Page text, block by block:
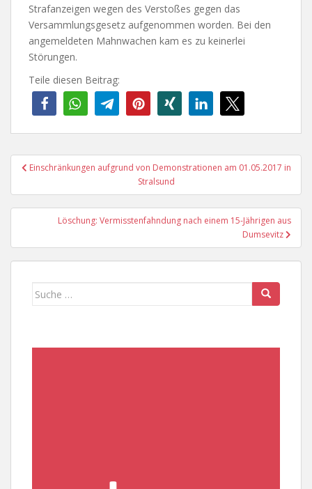
Strafanzeigen wegen des Verstoßes gegen das
Versammlungsgesetz aufgenommen worden. Bei den
angemeldeten Mahnwachen kam es zu keinerlei
Störungen.
Teile diesen Beitrag:
Beitragsnavigation
Einschränkungen aufgrund von Demonstrationen am 01.05.2017 in
Stralsund
Löschung: Vermisstenfahndung nach einem 15-Jährigen aus
Dumsevitz
Suche